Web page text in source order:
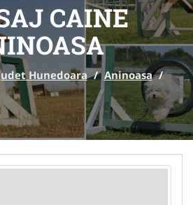
CAINE
Hunedoara / Aninoasa /